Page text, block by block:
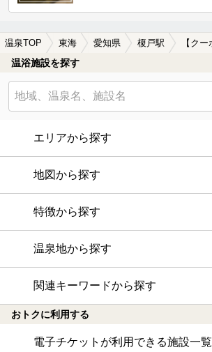
温泉TOP 東海 愛知県 榎戸駅
温浴施設を探す
エリアから探す
地図から探す
特徴から探す
温泉地から探す
関連キーワードから探す
おトクに利用する
電子チケットが利用できる施設一覧